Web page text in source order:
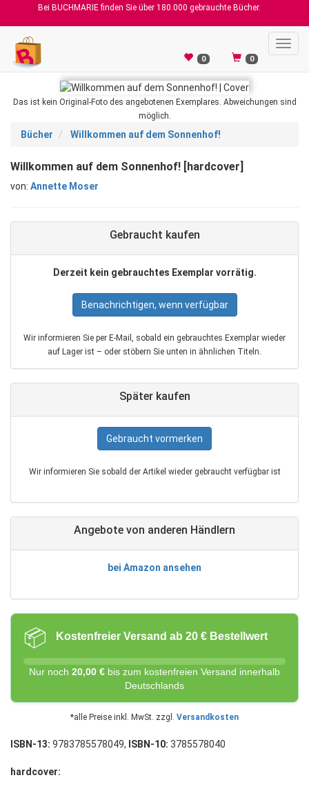
Bei BUCHMARIE finden Sie über 180.000 gebrauchte Bücher.
0 0
Das ist kein Original-Foto des angebotenen Exemplares. Abweichungen sind
möglich.
Bücher Willkommen auf dem Sonnenhof!
Willkommen auf dem Sonnenhof! [hardcover]
von: Annette Moser
Gebraucht kaufen
Derzeit kein gebrauchtes Exemplar vorrätig.
Benachrichtigen, wenn verfügbar
Wir informieren Sie per E‑Mail, sobald ein gebrauchtes Exemplar wieder
auf Lager ist – oder stöbern Sie unten in ähnlichen Titeln.
Später kaufen
Gebraucht vormerken
Wir informieren Sie sobald der Artikel wieder gebraucht verfügbar ist
Angebote von anderen Händlern
bei Amazon ansehen
📦 Kostenfreier Versand ab 20 € Bestellwert
Nur noch 20,00 € bis zum kostenfreien Versand innerhalb
Deutschlands
*alle Preise inkl. MwSt. zzgl. Versandkosten
ISBN-13: 9783785578049, ISBN-10: 3785578040
hardcover: